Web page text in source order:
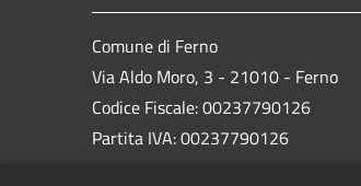
Comune di Ferno
Via Aldo Moro, 3 - 21010 - Ferno
Codice Fiscale: 00237790126
Partita IVA: 00237790126